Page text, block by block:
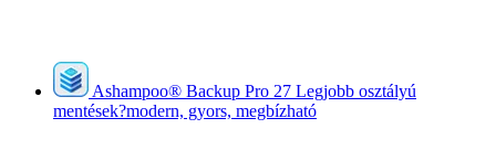
Ashampoo® Backup Pro 27 Legjobb osztályú
mentések?modern, gyors, megbízható